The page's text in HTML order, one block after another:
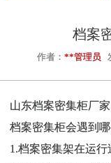
档案
作者： **管理员
山东档案密集柜厂家
档案密集柜会遇到
1.档案密集架在运